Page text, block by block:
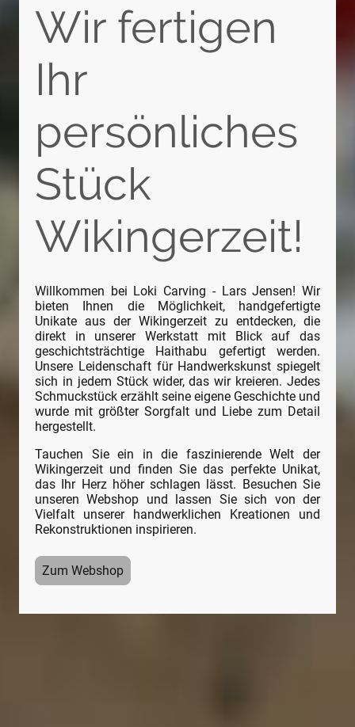
Wir fertigen
Ihr
persönliches
Stück
Wikingerzeit!
Willkommen bei Loki Carving - Lars Jensen! Wir
bieten Ihnen die Möglichkeit, handgefertigte
Unikate aus der Wikingerzeit zu entdecken, die
direkt in unserer Werkstatt mit Blick auf das
geschichtsträchtige Haithabu gefertigt werden.
Unsere Leidenschaft für Handwerkskunst spiegelt
sich in jedem Stück wider, das wir kreieren. Jedes
Schmuckstück erzählt seine eigene Geschichte und
wurde mit größter Sorgfalt und Liebe zum Detail
hergestellt.
Tauchen Sie ein in die faszinierende Welt der
Wikingerzeit und finden Sie das perfekte Unikat,
das Ihr Herz höher schlagen lässt. Besuchen Sie
unseren Webshop und lassen Sie sich von der
Vielfalt unserer handwerklichen Kreationen und
Rekonstruktionen inspirieren.
Zum Webshop